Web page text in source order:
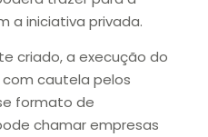
a iniciativa privada.
criado, a execução do
cautela pelos
formato de
chamar empresas